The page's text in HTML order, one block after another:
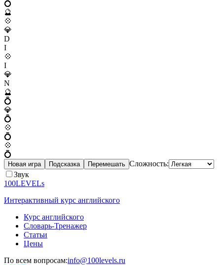
💍
🔮
💠
💎
D
I
💠
I
💎
N
🔮
💍
💎
💍
💠
💍
💠
💍
Новая игра Подсказка Перемешать Сложность:
Звук
100LEVELs
Интерактивный курс английского
Курс английского
Словарь-Тренажер
Статьи
Цены
По всем вопросам:info@100levels.ru